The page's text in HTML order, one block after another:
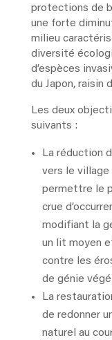
protections de
une forte
milieu
diversité
d’espèces
du Japon, raisin
Les deux
suivants :
La réduction
vers le village
permettre le
crue
modifiant la
un lit moyen
contre les
de génie
La
de redonner
naturel au